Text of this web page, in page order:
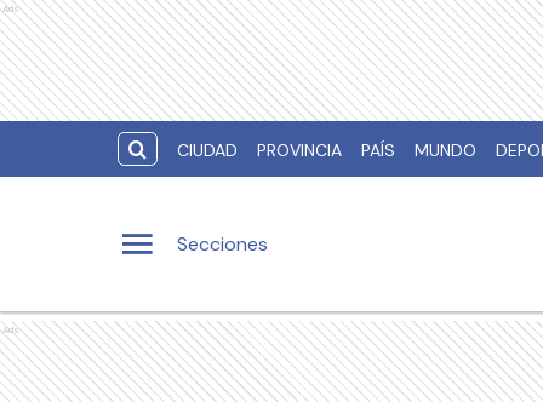
Ads
CIUDAD PROVINCIA PAÍS MUNDO
Secciones
Ads